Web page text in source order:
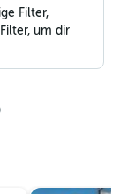
Filter,
um dir